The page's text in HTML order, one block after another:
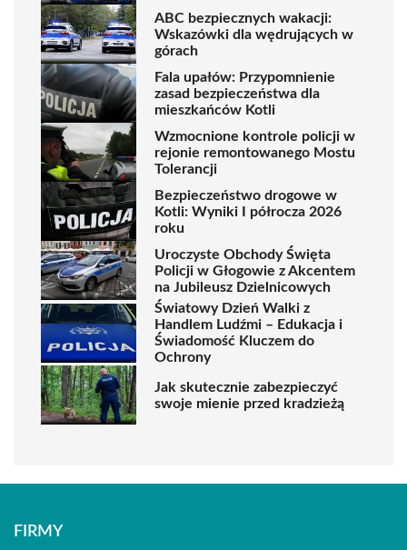
ABC bezpiecznych wakacji:
Wskazówki dla wędrujących w
górach
Fala upałów: Przypomnienie
zasad bezpieczeństwa dla
mieszkańców Kotli
Wzmocnione kontrole policji w
rejonie remontowanego Mostu
Tolerancji
Bezpieczeństwo drogowe w
Kotli: Wyniki I półrocza 2026
roku
Uroczyste Obchody Święta
Policji w Głogowie z Akcentem
na Jubileusz Dzielnicowych
Światowy Dzień Walki z
Handlem Ludźmi – Edukacja i
Świadomość Kluczem do
Ochrony
Jak skutecznie zabezpieczyć
swoje mienie przed kradzieżą
FIRMY